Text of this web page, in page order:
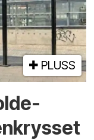
PLUSS